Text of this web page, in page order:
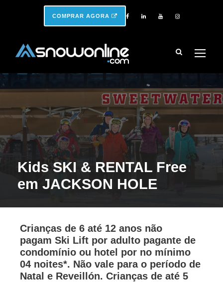
COMPRAR AGORA
Kids SKI & RENTAL Free
em JACKSON HOLE
Crianças de 6 até 12 anos não
pagam Ski Lift por adulto pagante de
condomínio ou hotel por no mínimo
04 noites*. Não vale para o período de
Natal e Reveillón. Crianças de até 5